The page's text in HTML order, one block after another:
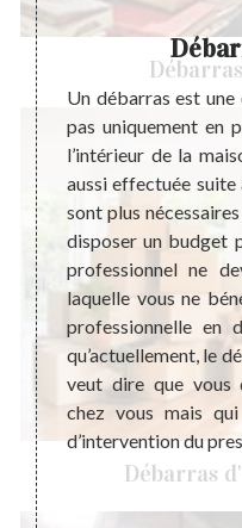
Débarras
de
bon
sur
de
de
est
Un débarras est
pas uniquement en
l’intérieur de la
aussi effectuée
sont plus
disposer un budget
professionnel ne
laquelle vous ne
professionnelle en
qu’actuellement, le
veut dire que vous
chez vous mais
d’intervention du